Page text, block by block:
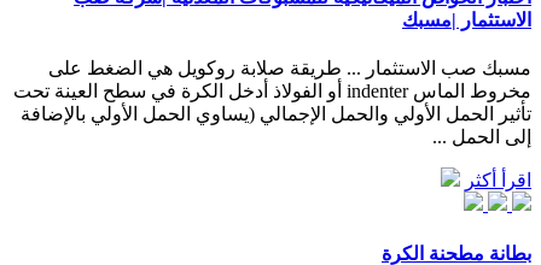
الاستثمار |مسبك
مسبك صب الاستثمار ... طريقة صلابة روكويل هي الضغط على
مخروط الماس indenter أو الفولاذ أدخل الكرة في سطح العينة تحت
تأثير الحمل الأولي والحمل الإجمالي (يساوي الحمل الأولي بالإضافة
إلى الحمل ...
اقرأ أكثر
بطانة مطحنة الكرة